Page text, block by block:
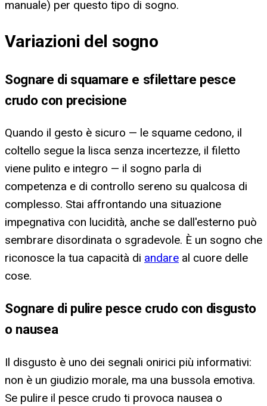
manuale) per questo tipo di sogno.
Variazioni del sogno
Sognare di squamare e sfilettare pesce
crudo con precisione
Quando il gesto è sicuro — le squame cedono, il
coltello segue la lisca senza incertezze, il filetto
viene pulito e integro — il sogno parla di
competenza e di controllo sereno su qualcosa di
complesso. Stai affrontando una situazione
impegnativa con lucidità, anche se dall'esterno può
sembrare disordinata o sgradevole. È un sogno che
riconosce la tua capacità di andare al cuore delle
cose.
Sognare di pulire pesce crudo con disgusto
o nausea
Il disgusto è uno dei segnali onirici più informativi:
non è un giudizio morale, ma una bussola emotiva.
Se pulire il pesce crudo ti provoca nausea o